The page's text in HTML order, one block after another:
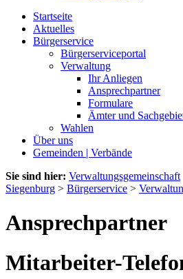
Startseite
Aktuelles
Bürgerservice
Bürgerserviceportal
Verwaltung
Ihr Anliegen
Ansprechpartner
Formulare
Ämter und
Wahlen
Über uns
Gemeinden | Verbände
Sie sind hier: Verwaltungsgemeinschaft
Siegenburg > Bürgerservice >
Ansprechpartner
Mitarbeiter-